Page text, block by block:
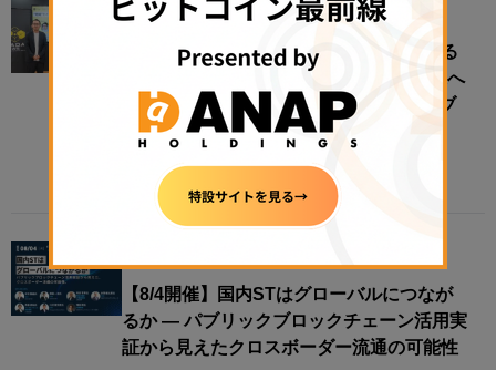
EVENT
“地域”をオンチェーン化すると何が変わる
のか──地方創生は、リアルな経済圏接続へ​
【N.Avenue club 3期11回ラウンドテーブ
ル・レポート】
2026年7月21日 11:00
【8/4開催】国内STはグローバルにつなが
るか — パブリックブロックチェーン活用実
証から見えたクロスボーダー流通の可能性